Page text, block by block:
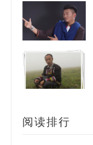
阅读排行